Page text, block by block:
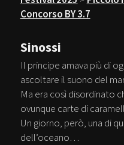
Concorso BY 3.7
Sinossi
Il principe amava più di
ascoltare il suono del
Ma era così disordinato
ovunque carte di
Un giorno, però, una di
dell’oceano…